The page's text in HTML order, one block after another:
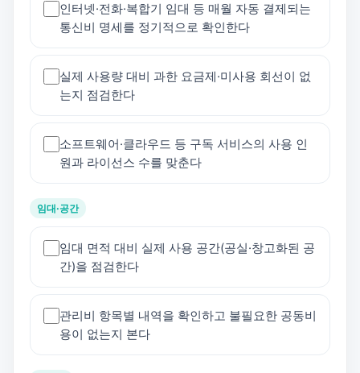
인터넷·전화·복합기 임대 등 매월 자동 결제되는
통신비 명세를 정기적으로 확인한다
실제 사용량 대비 과한 요금제·미사용 회선이 없
는지 점검한다
소프트웨어·클라우드 등 구독 서비스의 사용 인
원과 라이선스 수를 맞춘다
임대·공간
임대 면적 대비 실제 사용 공간(공실·창고화된 공
간)을 점검한다
관리비 항목별 내역을 확인하고 불필요한 공동비
용이 없는지 본다